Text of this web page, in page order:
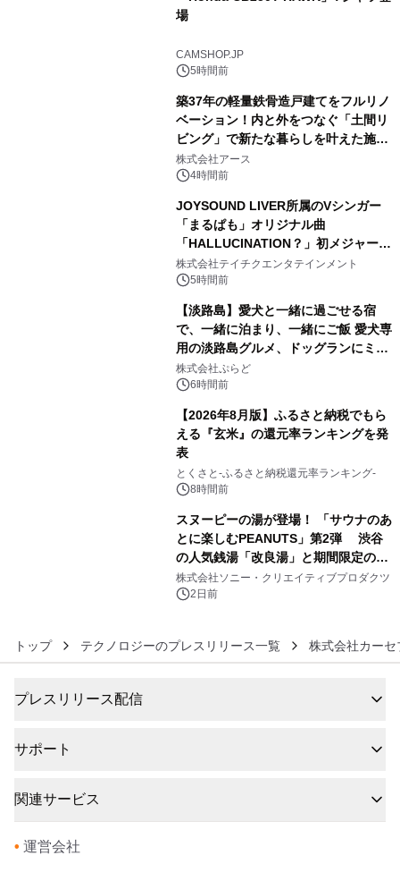
場
CAMSHOP.JP
5時間前
築37年の軽量鉄骨造戸建てをフルリノ
ベーション！内と外をつなぐ「土間リ
ビング」で新たな暮らしを叶えた施工
事例を株式会社アースが公開
株式会社アース
4時間前
JOYSOUND LIVER所属のVシンガー
「まるぱも」オリジナル曲
「HALLUCINATION？」初メジャー配
信リリース決定！
株式会社テイチクエンタテインメント
5時間前
【淡路島】愛犬と一緒に過ごせる宿
で、一緒に泊まり、一緒にご飯 愛犬専
用の淡路島グルメ、ドッグランにミニ
プール グランピングとトレーラーハウ
スの2施設で
株式会社ぷらど
6時間前
【2026年8月版】ふるさと納税でもら
える『玄米』の還元率ランキングを発
表
とくさと-ふるさと納税還元率ランキング-
8時間前
スヌーピーの湯が登場！ 「サウナのあ
とに楽しむPEANUTS」第2弾 渋谷
の人気銭湯「改良湯」と期間限定のコ
ラボレーション サウナイキタイコラ
ボグッズも発売決定！
株式会社ソニー・クリエイティブプロダクツ
2日前
トップ テクノロジーのプレスリリース一覧 株式会社カー
プレスリリース配信
サポート
関連サービス
• 運営会社